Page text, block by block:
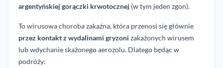
argentyńskiej gorączki krwotocznej (w tym jeden zgon).
To wirusowa choroba zakaźna, która przenosi się głównie
przez kontakt z wydalinami gryzoni zakażonych wirusem
lub wdychanie skażonego aerozolu. Dlatego będąc w
podróży: